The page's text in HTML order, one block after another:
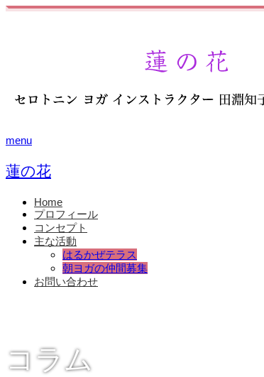
menu
蓮の花
Home
プロフィール
コンセプト
主な活動
はるかぜテラス
朝ヨガの仲間募集
お問い合わせ
コラム